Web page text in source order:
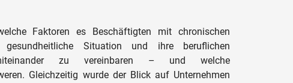
Faktoren es Beschäftigten mit chronischen
gesundheitliche Situation und ihre beruflichen
zu vereinbaren – und welche
Gleichzeitig wurde der Blick auf Unternehmen